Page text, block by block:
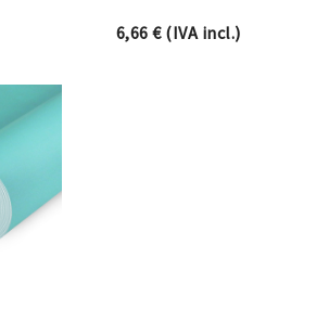
6,66 €(IVA incl.)